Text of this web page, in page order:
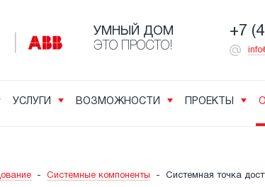
УМНЫЙ ДОМ
ЭТО ПРОСТО!
+7
УСЛУГИ ВОЗМОЖНОСТИ ПРОЕКТЫ
- Системные компоненты - Системная точка